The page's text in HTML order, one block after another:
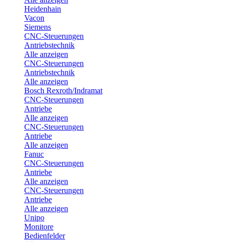
Heidenhain
Vacon
Siemens
CNC-Steuerungen
Antriebstechnik
Alle anzeigen
CNC-Steuerungen
Antriebstechnik
Alle anzeigen
Bosch Rexroth/Indramat
CNC-Steuerungen
Antriebe
Alle anzeigen
CNC-Steuerungen
Antriebe
Alle anzeigen
Fanuc
CNC-Steuerungen
Antriebe
Alle anzeigen
CNC-Steuerungen
Antriebe
Alle anzeigen
Unipo
Monitore
Bedienfelder